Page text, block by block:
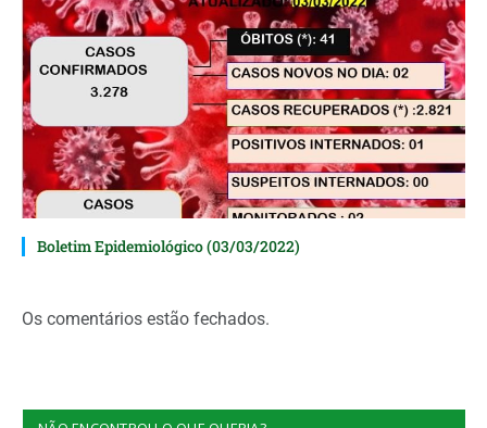
Boletim Epidemiológico (03/03/2022)
Os comentários estão fechados.